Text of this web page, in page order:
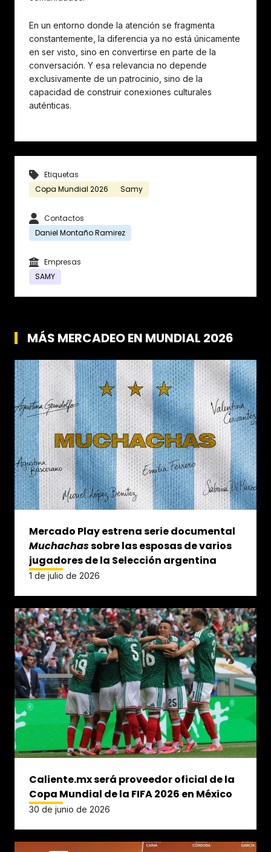
En un entorno donde la atención se fragmenta
constantemente, la diferencia ya no está únicamente
en ser visto, sino en convertirse en parte de la
conversación. Y esa relevancia no depende
exclusivamente de un patrocinio, sino de la
capacidad de construir conexiones culturales
auténticas.
Etiquetas
Copa Mundial 2026
Samy
Contactos
Daniel Montaño Ramirez
Empresas
SAMY
MÁS MERCADEO EN MUNDIAL 2026
Mercado Play estrena serie documental
Muchachassobre las esposas de varios
jugadores de la Selección argentina
1 de julio de 2026
Caliente.mx será proveedor oficial de la
Copa Mundial de la FIFA 2026 en México
30 de junio de 2026